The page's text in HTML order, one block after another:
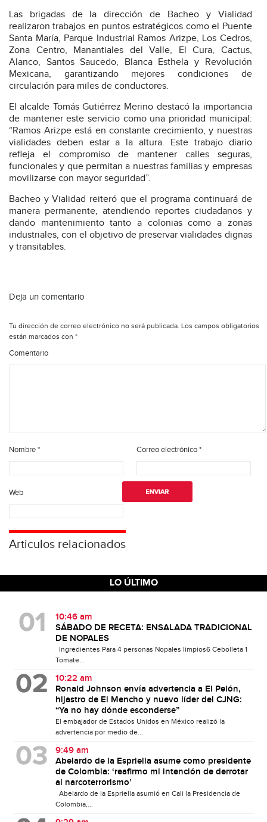
Las brigadas de la dirección de Bacheo y Vialidad
realizaron trabajos en puntos estratégicos como el Puente
Santa María, Parque Industrial Ramos Arizpe, Los Cedros,
Zona Centro, Manantiales del Valle, El Cura, Cactus,
Alanco, Santos Saucedo, Blanca Esthela y Revolución
Mexicana, garantizando mejores condiciones de
circulación para miles de conductores.
El alcalde Tomás Gutiérrez Merino destacó la importancia
de mantener este servicio como una prioridad municipal:
“Ramos Arizpe está en constante crecimiento, y nuestras
vialidades deben estar a la altura. Este trabajo diario
refleja el compromiso de mantener calles seguras,
funcionales y que permitan a nuestras familias y empresas
movilizarse con mayor seguridad”.
Bacheo y Vialidad reiteró que el programa continuará de
manera permanente, atendiendo reportes ciudadanos y
dando mantenimiento tanto a colonias como a zonas
industriales, con el objetivo de preservar vialidades dignas
y transitables.
Deja un comentario
Tu dirección de correo electrónico no será publicada. Los campos obligatorios
están marcados con *
Comentario
Nombre* Correo electrónico*
Web
Articulos relacionados
LO ÚLTIMO
10:46 am
SÁBADO DE RECETA: ENSALADA TRADICIONAL
DE NOPALES
Ingredientes Para 4 personas Nopales limpios6 Cebolleta 1
Tomate...
10:22 am
Ronald Johnson envía advertencia a El Pelón,
hijastro de El Mencho y nuevo líder del CJNG:
“Ya no hay dónde esconderse”
El embajador de Estados Unidos en México realizó la
advertencia por medio de...
9:49 am
Abelardo de la Espriella asume como presidente
de Colombia: ‘reafirmo mi intención de derrotar
al narcoterrorismo’
Abelardo de la Espriella asumió en Cali la Presidencia de
Colombia,...